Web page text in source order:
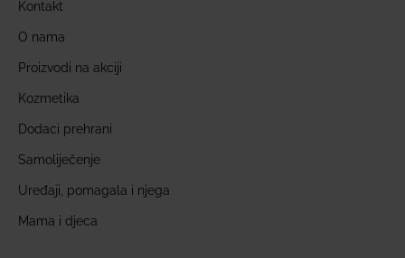
Kontakt
O nama
Proizvodi na akciji
Kozmetika
Dodaci prehrani
Samoliječenje
Uređaji, pomagala i njega
Mama i djeca